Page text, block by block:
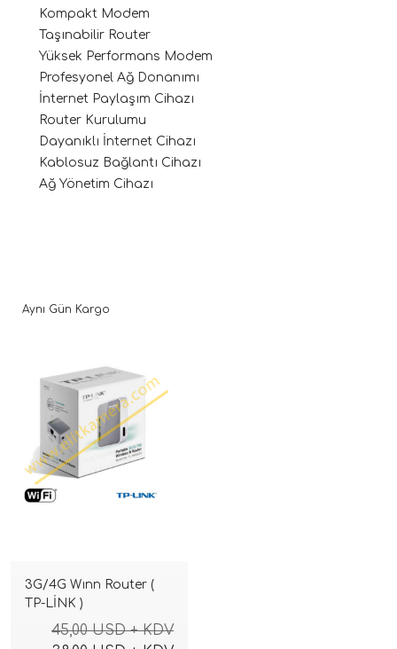
Kompakt Modem
Taşınabilir Router
Yüksek Performans Modem
Profesyonel Ağ Donanımı
İnternet Paylaşım Cihazı
Router Kurulumu
Dayanıklı İnternet Cihazı
Kablosuz Bağlantı Cihazı
Ağ Yönetim Cihazı
3G/4G Wınn Router (
TP-LİNK )
45,00 USD + KDV
Aynı Gün Kargo